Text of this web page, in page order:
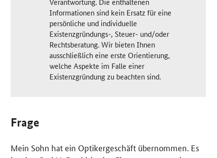
Informationen sind kein Ersatz für eine
persönliche und individuelle
Existenzgründungs-, Steuer- und/oder
Rechtsberatung. Wir bieten Ihnen
ausschließlich eine erste Orientierung,
welche Aspekte im Falle einer
Existenzgründung zu beachten sind.
Frage
Mein Sohn hat ein Optikergeschäft übernommen. Es